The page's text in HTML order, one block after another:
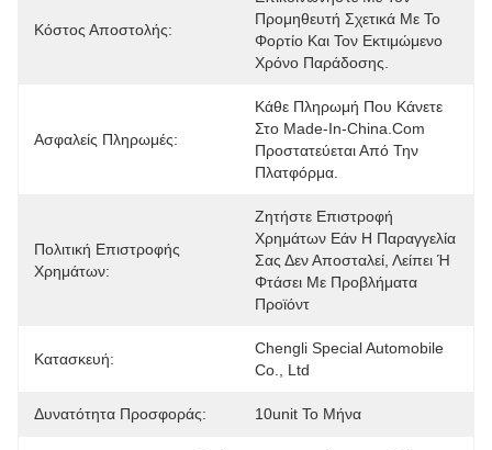
Κόστος Αποστολής:
Προμηθευτή Σχετικά Με Το
Φορτίο Και Τον Εκτιμώμενο
Χρόνο Παράδοσης.
Ασφαλείς Πληρωμές:
Κάθε Πληρωμή Που Κάνετε
Στο Made-In-China.com
Προστατεύεται Από Την
Πλατφόρμα.
Πολιτική Επιστροφής
Χρημάτων:
Ζητήστε Επιστροφή
Χρημάτων Εάν Η Παραγγελία
Σας Δεν Αποσταλεί, Λείπει Ή
Φτάσει Με Προβλήματα
Προϊόντ
Κατασκευή:
Chengli Special Automobile
Co., Ltd
Δυνατότητα Προσφοράς: 10unit Το Μήνα